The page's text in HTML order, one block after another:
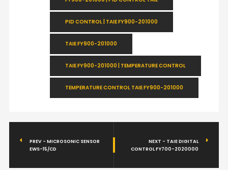
PID CONTROL | TAIE FY900-201000
TAIE FY900-201000
TAIE FY900-201000 | TEMPERATURE CONTROL
TEMPERATURE CONTROL TAIE FY900-201000
PREV - MICROSONIC SENSOR
EWS-15/CD
NEXT - TAIE DIGITAL
CONTROL FY700-2020000